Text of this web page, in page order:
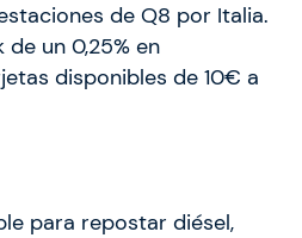
de Q8 por Italia.
de un 0,25% en
disponibles de 10€ a
para repostar diésel,